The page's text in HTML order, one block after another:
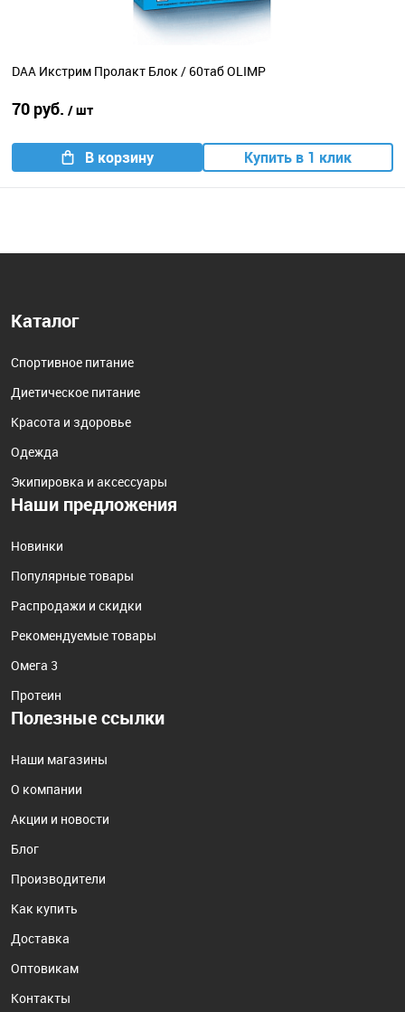
DAA Икстрим Пролакт Блок / 60таб OLIMP
70 руб. / шт
В корзину Купить в 1 клик
Каталог
Спортивное питание
Диетическое питание
Красота и здоровье
Одежда
Экипировка и аксессуары
Наши предложения
Новинки
Популярные товары
Распродажи и скидки
Рекомендуемые товары
Омега 3
Протеин
Полезные ссылки
Наши магазины
О компании
Акции и новости
Блог
Производители
Как купить
Доставка
Оптовикам
Контакты